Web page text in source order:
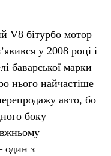
V8 бітурбо мотор
у 2008 році і
баварської марки
нього найчастіше
авто, бо
боку –
один з